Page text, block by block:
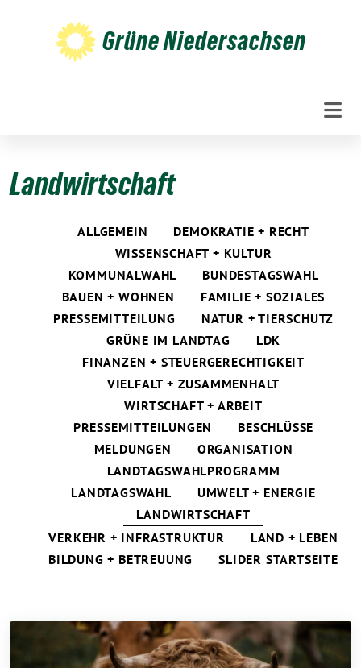
Grüne Niedersachsen
Landwirtschaft
ALLGEMEIN
DEMOKRATIE + RECHT
WISSENSCHAFT + KULTUR
KOMMUNALWAHL
BUNDESTAGSWAHL
BAUEN + WOHNEN
FAMILIE + SOZIALES
PRESSEMITTEILUNG
NATUR + TIERSCHUTZ
GRÜNE IM LANDTAG
LDK
FINANZEN + STEUERGERECHTIGKEIT
VIELFALT + ZUSAMMENHALT
WIRTSCHAFT + ARBEIT
PRESSEMITTEILUNGEN
BESCHLÜSSE
MELDUNGEN
ORGANISATION
LANDTAGSWAHLPROGRAMM
LANDTAGSWAHL
UMWELT + ENERGIE
LANDWIRTSCHAFT
VERKEHR + INFRASTRUKTUR
LAND + LEBEN
BILDUNG + BETREUUNG
SLIDER STARTSEITE